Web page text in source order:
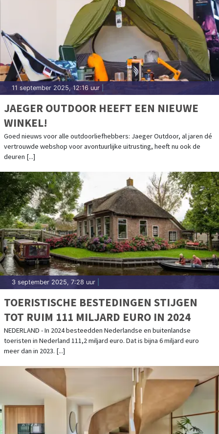
11 september 2025, 12:16 uur
JAEGER OUTDOOR HEEFT EEN NIEUWE
WINKEL!
Goed nieuws voor alle outdoorliefhebbers: Jaeger Outdoor, al jaren dé
vertrouwde webshop voor avontuurlijke uitrusting, heeft nu ook de
deuren [...]
3 september 2025, 7:28 uur
TOERISTISCHE BESTEDINGEN STIJGEN
TOT RUIM 111 MILJARD EURO IN 2024
NEDERLAND - In 2024 besteedden Nederlandse en buitenlandse
toeristen in Nederland 111,2 miljard euro. Dat is bijna 6 miljard euro
meer dan in 2023. [...]